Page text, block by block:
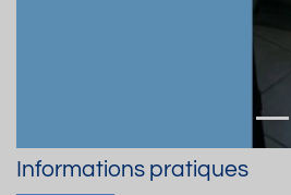
Informations pratiques